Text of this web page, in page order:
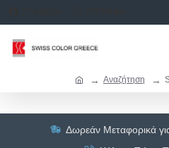
Αναζήτηση
Δωρεάν Μεταφορικά